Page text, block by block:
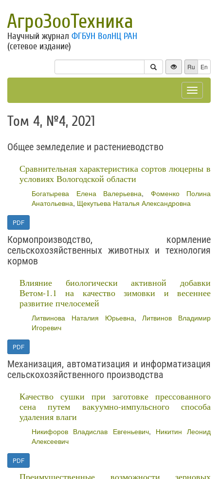
АгроЗооТехника
Научный журнал ФГБУН ВолНЦ РАН
(сетевое издание)
Ru En
Toggle
Том 4, №4, 2021
Общее земледелие и растениеводство
Сравнительная характеристика сортов люцерны в
условиях Вологодской области
Богатырева Елена Валерьевна, Фоменко Полина
Анатольевна, Щекутьева Наталья Александровна
PDF
Кормопроизводство, кормление
сельскохозяйственных животных и технология
кормов
Влияние биологически активной добавки
Ветом-1.1 на качество зимовки и весеннее
развитие пчелосемей
Литвинова Наталия Юрьевна,Литвинов Владимир
Игоревич
PDF
Механизация, автоматизация и информатизация
сельскохозяйственного производства
Качество сушки при заготовке прессованного
сена путем вакуумно-импульсного способа
удаления влаги
Никифоров Владислав Евгеньевич, Никитин Леонид
Алексеевич
PDF
Преимущественные возможности зерновых